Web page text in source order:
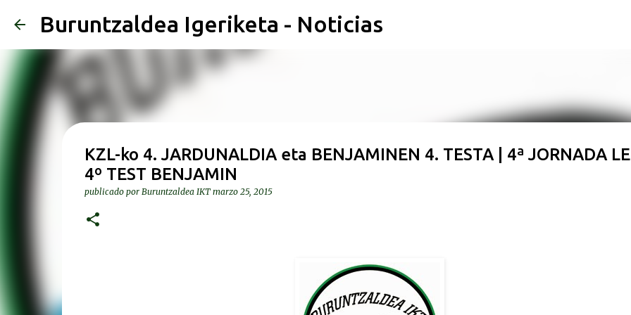
Buruntzaldea Igeriketa - Noticias
KZL-ko 4. JARDUNALDIA eta BENJAMINEN 4. TESTA | 4ª JORNADA
4º TEST BENJAMIN
publicado por Buruntzaldea IKT marzo 25, 2015